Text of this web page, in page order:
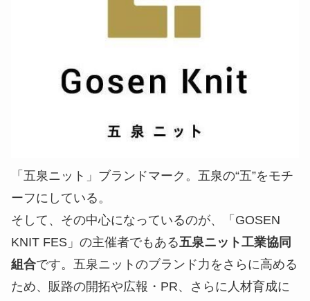
「五泉ニット」ブランドマーク。五泉の“五”をモチ
ーフにしている。
そして、その中心になっているのが、「GOSEN
KNIT FES」の主催者でもある五泉ニット工業協同
組合です。五泉ニットのブランド力をさらに高める
ため、販路の開拓や広報・PR、さらに人材育成に